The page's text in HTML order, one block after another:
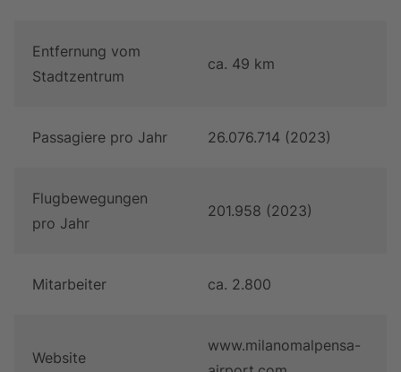
Entfernung vom
Stadtzentrum
ca. 49 km
Passagiere pro Jahr 26.076.714 (2023)
Flugbewegungen
pro Jahr
201.958 (2023)
Mitarbeiter ca. 2.800
Website
www.milanomalpensa-